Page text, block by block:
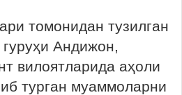
томонидан тузилган
Андижон,
вилоятларида аҳоли
турган муаммоларни